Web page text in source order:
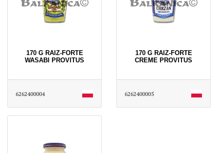
170 G RAIZ-FORTE
WASABI PROVITUS
6262400004
170 G RAIZ-FORTE
CREME PROVITUS
6262400005